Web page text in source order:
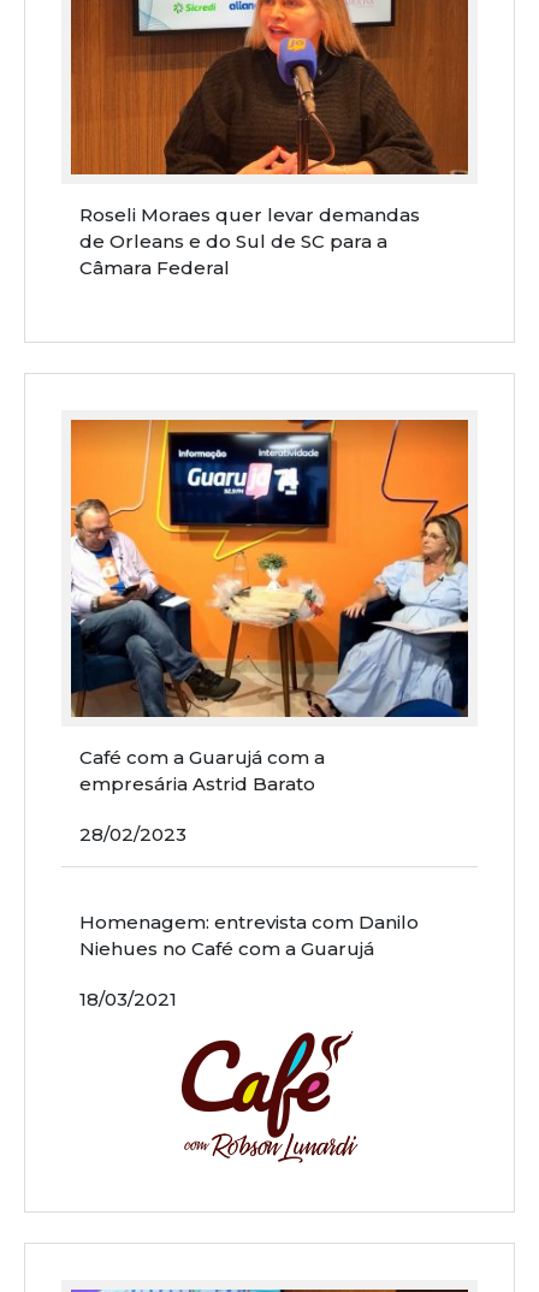
Roseli Moraes quer levar demandas
de Orleans e do Sul de SC para a
Câmara Federal
Café com a Guarujá com a
empresária Astrid Barato
28/02/2023
Homenagem: entrevista com Danilo
Niehues no Café com a Guarujá
18/03/2021